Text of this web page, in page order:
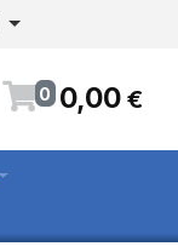
0 0,00 €